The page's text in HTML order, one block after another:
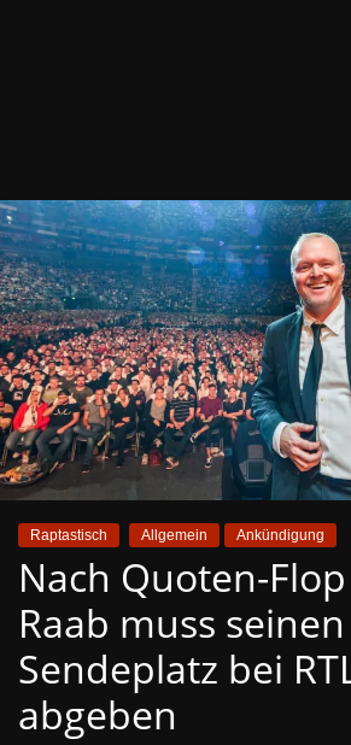
Raptastisch Allgemein Ankündigung
Nach Quoten-
Raab muss seinen
Sendeplatz bei
abgeben